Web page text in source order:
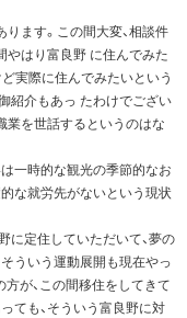
ます。この間大変、相談件
やはり富良野 に住んでみた
実際に住んでみたいという
紹介もあっ たわけでござい
業を世話するというのはな
一時的な観光の季節的なお
な就労先がないという現状
に定住していただいて、夢の
ういう運動展開も現在やっ
が、この間移住をしてきて
ても、そういう富良野に対